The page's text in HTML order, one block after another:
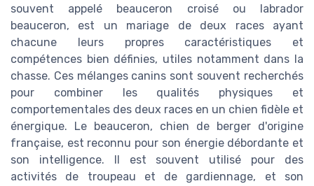
souvent appelé beauceron croisé ou labrador
beauceron, est un mariage de deux races ayant
chacune leurs propres caractéristiques et
compétences bien définies, utiles notamment dans la
chasse. Ces mélanges canins sont souvent recherchés
pour combiner les qualités physiques et
comportementales des deux races en un chien fidèle et
énergique. Le beauceron, chien de berger d'origine
française, est reconnu pour son énergie débordante et
son intelligence. Il est souvent utilisé pour des
activités de troupeau et de gardiennage, et son